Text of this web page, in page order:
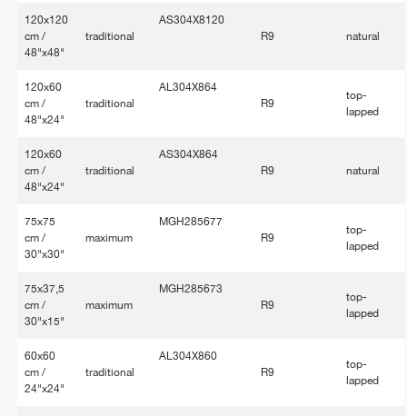
120x120
cm /
48"x48"
traditional
AS304X8120
R9
natural
120x60
cm /
48"x24"
traditional
AL304X864
R9
top-
lapped
120x60
cm /
48"x24"
traditional
AS304X864
R9
natural
75x75
cm /
30"x30"
maximum
MGH285677
R9
top-
lapped
75x37,5
cm /
30"x15"
maximum
MGH285673
R9
top-
lapped
60x60
cm /
24"x24"
traditional
AL304X860
R9
top-
lapped